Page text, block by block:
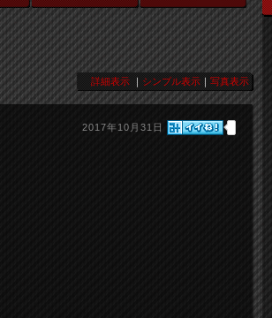
詳細表示 ｜ シンプル表示 ｜ 写真表示
2017年10月31日